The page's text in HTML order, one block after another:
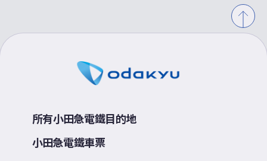
所有小田急電鐵目的地
小田急電鐵車票